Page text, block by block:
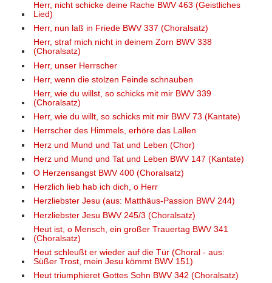
Herr, nicht schicke deine Rache BWV 463 (Geistliches
Lied)
Herr, nun laß in Friede BWV 337 (Choralsatz)
Herr, straf mich nicht in deinem Zorn BWV 338
(Choralsatz)
Herr, unser Herrscher
Herr, wenn die stolzen Feinde schnauben
Herr, wie du willst, so schicks mit mir BWV 339
(Choralsatz)
Herr, wie du willt, so schicks mit mir BWV 73 (Kantate)
Herrscher des Himmels, erhöre das Lallen
Herz und Mund und Tat und Leben (Chor)
Herz und Mund und Tat und Leben BWV 147 (Kantate)
O Herzensangst BWV 400 (Choralsatz)
Herzlich lieb hab ich dich, o Herr
Herzliebster Jesu (aus: Matthäus-Passion BWV 244)
Herzliebster Jesu BWV 245/3 (Choralsatz)
Heut ist, o Mensch, ein großer Trauertag BWV 341
(Choralsatz)
Heut schleußt er wieder auf die Tür (Choral - aus:
Süßer Trost, mein Jesu kömmt BWV 151)
Heut triumphieret Gottes Sohn BWV 342 (Choralsatz)